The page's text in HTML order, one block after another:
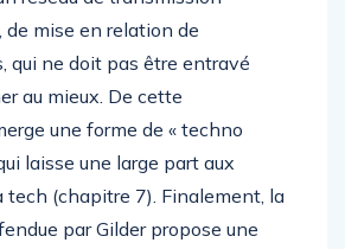
de mise en relation de
qui ne doit pas être entravé
au mieux. De cette
une forme de « techno
laisse une large part aux
tech (chapitre 7). Finalement, la
par Gilder propose une